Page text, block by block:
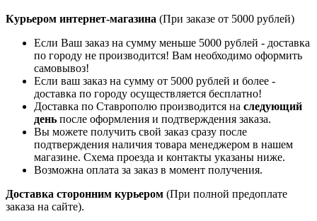
Курьером интернет-магазина (При заказе от 5000 рублей)
Если Ваш заказ на сумму меньше 5000 рублей - доставка
по городу не производится! Вам необходимо оформить
самовывоз!
Если ваш заказ на сумму от 5000 рублей и более -
доставка по городу осуществляется бесплатно!
Доставка по Ставрополю производится на следующий
день после оформления и подтверждения заказа.
Вы можете получить свой заказ сразу после
подтверждения наличия товара менеджером в нашем
магазине. Схема проезда и контакты указаны ниже.
Возможна оплата за заказ в момент получения.
Доставка сторонним курьером (При полной предоплате
заказа на сайте).